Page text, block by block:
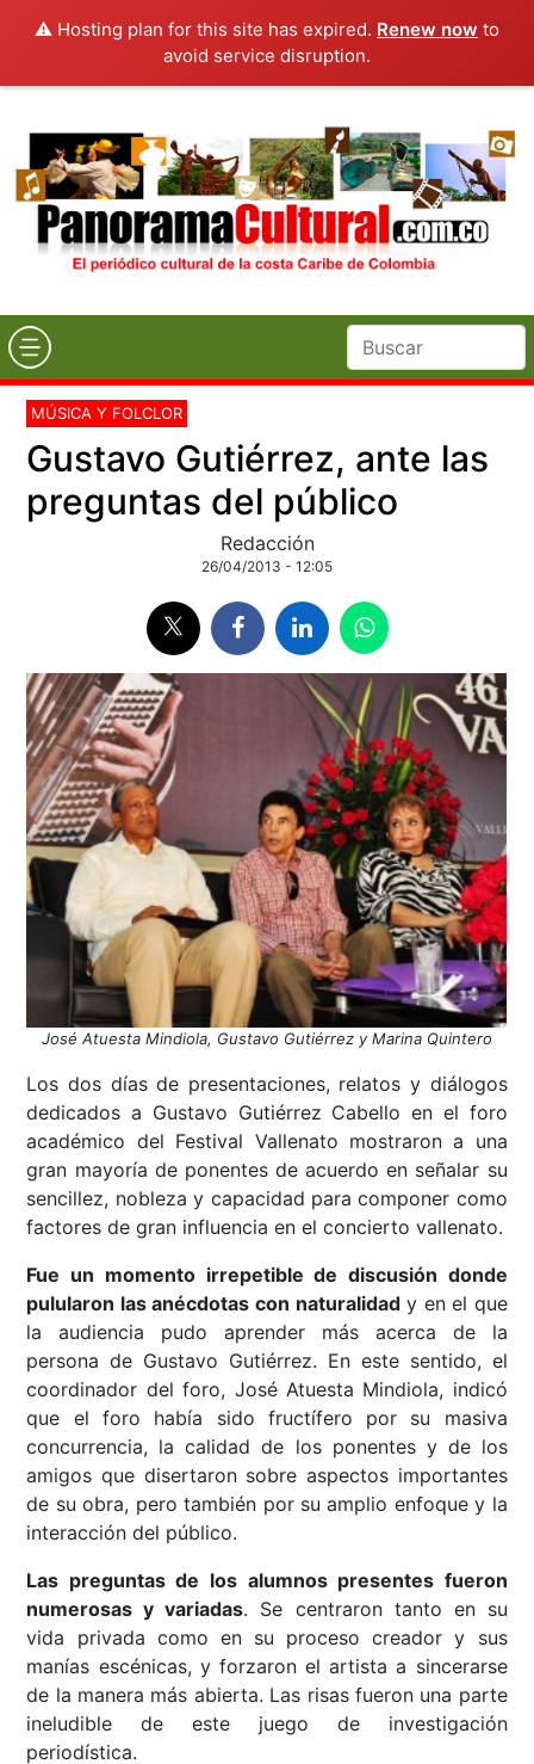
⚠️ Hosting plan for this site has expired. Renew now to
avoid service disruption.
MÚSICA Y FOLCLOR
Gustavo Gutiérrez, ante las
preguntas del público
Redacción
26/04/2013 - 12:05
José Atuesta Mindiola, Gustavo Gutiérrez y Marina Quintero
Los dos días de presentaciones, relatos y diálogos
dedicados a Gustavo Gutiérrez Cabello en el foro
académico del Festival Vallenato mostraron a una
gran mayoría de ponentes de acuerdo en señalar su
sencillez, nobleza y capacidad para componer como
factores de gran influencia en el concierto vallenato.
Fue un momento irrepetible de discusión donde
pulularon las anécdotas con naturalidady en el que
la audiencia pudo aprender más acerca de la
persona de Gustavo Gutiérrez. En este sentido, el
coordinador del foro, José Atuesta Mindiola, indicó
que el foro había sido fructífero por su masiva
concurrencia, la calidad de los ponentes y de los
amigos que disertaron sobre aspectos importantes
de su obra, pero también por su amplio enfoque y la
interacción del público.
Las preguntas de los alumnos presentes fueron
numerosas y variadas. Se centraron tanto en su
vida privada como en su proceso creador y sus
manías escénicas, y forzaron el artista a sincerarse
de la manera más abierta. Las risas fueron una parte
ineludible de este juego de investigación
periodística.